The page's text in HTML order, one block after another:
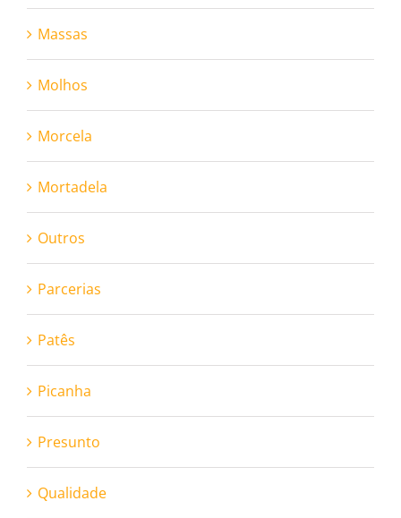
Massas
Molhos
Morcela
Mortadela
Outros
Parcerias
Patês
Picanha
Presunto
Qualidade